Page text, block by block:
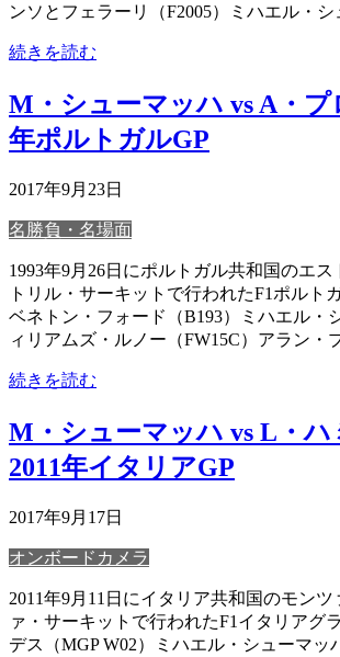
ンソとフェラーリ（F2005）ミハエル・シ
続きを読む
M・シューマッハ vs A・プ
年ポルトガルGP
2017年9月23日
名勝負・名場面
1993年9月26日にポルトガル共和国のエ
トリル・サーキットで行われたF1ポルト
ベネトン・フォード（B193）ミハエル・
ィリアムズ・ルノー（FW15C）アラン・
続きを読む
M・シューマッハ vs L・ハ
2011年イタリアGP
2017年9月17日
オンボードカメラ
2011年9月11日にイタリア共和国のモン
ァ・サーキットで行われたF1イタリアグ
デス（MGP W02）ミハエル・シューマッ